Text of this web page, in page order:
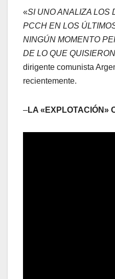
«SI UNO ANALIZA LOS
PCCH EN LOS
NINGÚN MOMENTO
DE LO QUE
dirigente comunista
recientemente.
–LA «EXPLOTACIÓN»